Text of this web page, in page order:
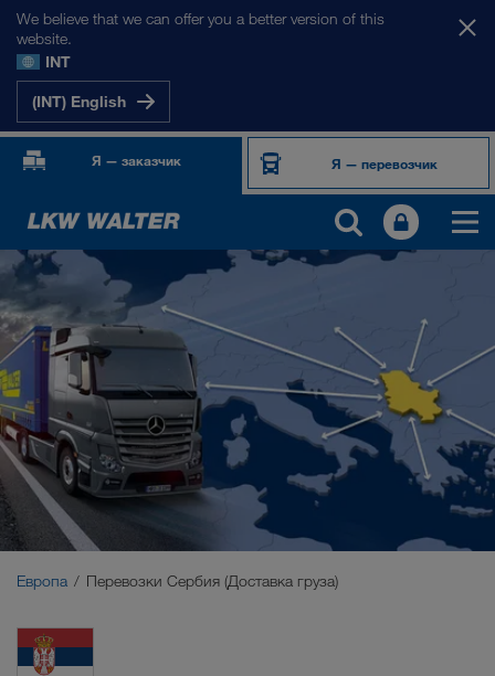
We believe that we can offer you a better version of this
website.
INT
(INT) English
Я — заказчик Я — перевозчик
НАШИ РЫНКИ
Европа
Центральная Азия
Россия
Ближний Восток
Европа Перевозки Сербия (Доставка груза)